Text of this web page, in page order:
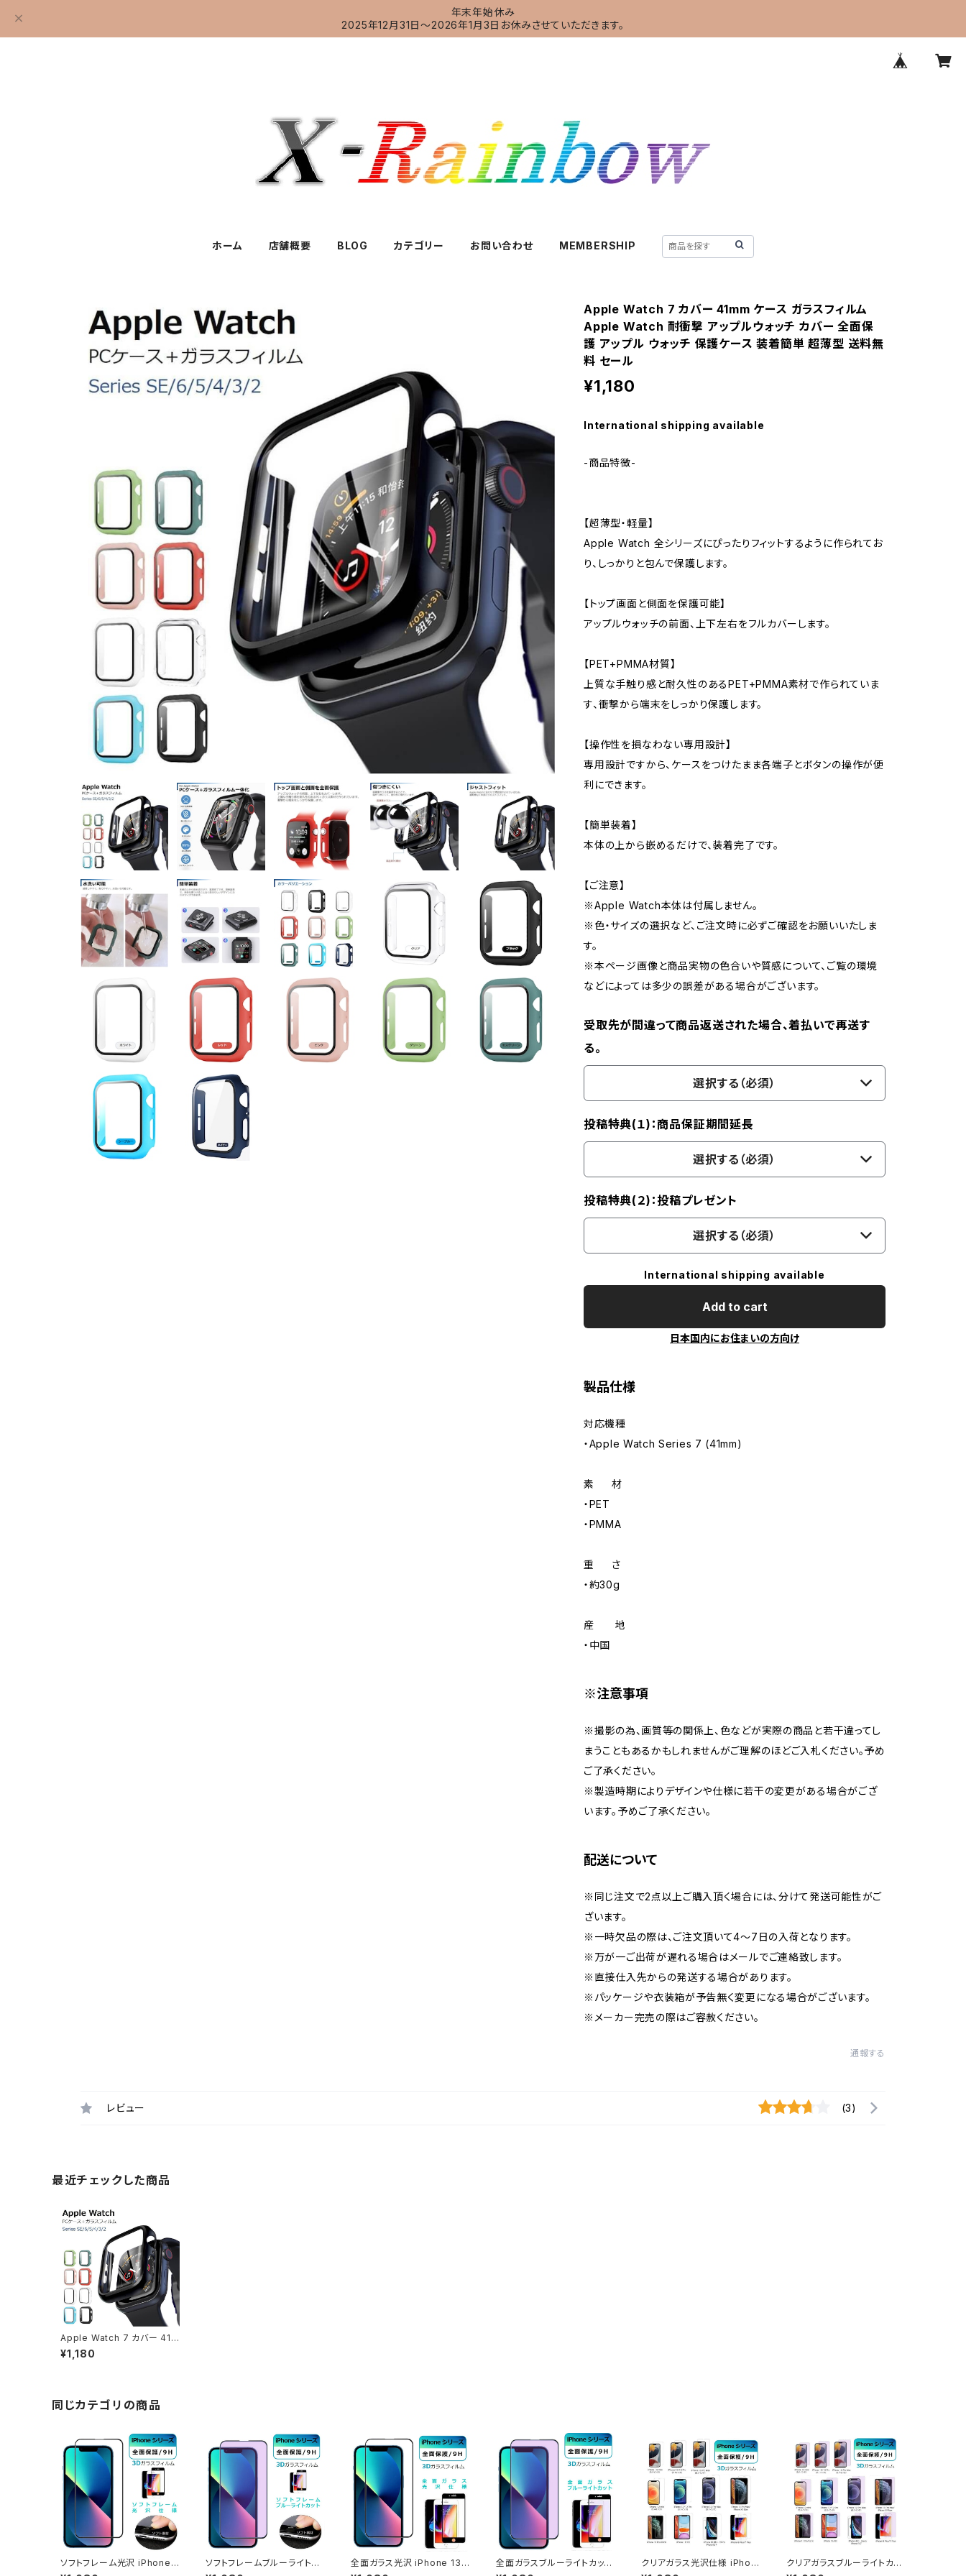
年末年始休み
2025年12月31日～2026年1月3日お休みさせていただきます。
ホーム 店舗概要 BLOG カテゴリー お問い合わせ MEMBERSHIP
Apple Watch 7 カバー 41mm ケース ガラスフィルム
Apple Watch 耐衝撃 アップルウォッチ カバー 全面保
護 アップル ウォッチ 保護ケース 装着簡単 超薄型 送料無
料 セール
¥1,180
International shipping available
-商品特徴-
【超薄型・軽量】
Apple Watch 全シリーズにぴったりフィットするように作られてお
り、しっかりと包んで保護します。
【トップ画面と側面を保護可能】
アップルウォッチの前面、上下左右をフルカバーします。
【PET+PMMA材質】
上質な手触り感と耐久性のあるPET+PMMA素材で作られていま
す、衝撃から端末をしっかり保護します。
【操作性を損なわない専用設計】
専用設計ですから、ケースをつけたまま各端子とボタンの操作が便
利にできます。
【簡単装着】
本体の上から嵌めるだけで、装着完了です。
【ご注意】
※Apple Watch本体は付属しません。
※色・サイズの選択など、ご注文時に必ずご確認をお願いいたしま
す。
※本ページ画像と商品実物の色合いや質感について、ご覧の環境
などによっては多少の誤差がある場合がございます。
受取先が間違って商品返送された場合、着払いで再送す
る。
選択する（必須）
投稿特典(１)：商品保証期間延長
選択する（必須）
投稿特典(２)：投稿プレゼント
選択する（必須）
International shipping available
Add to cart
日本国内にお住まいの方向け
製品仕様
対応機種
・Apple Watch Series 7 (41mm)
素 材
・PET
・PMMA
重 さ
・約30g
産 地
・中国
※注意事項
※撮影の為、画質等の関係上、色などが実際の商品と若干違ってし
まうこともあるかもしれませんがご理解のほどご入札ください。予め
ご了承ください。
※製造時期によりデザインや仕様に若干の変更がある場合がござ
います。予めご了承ください。
配送について
※同じ注文で2点以上ご購入頂く場合には、分けて発送可能性がご
ざいます。
※一時欠品の際は、ご注文頂いて4～7日の入荷となります。
※万が一ご出荷が遅れる場合はメールでご連絡致します。
※直接仕入先からの発送する場合があります。
※パッケージや衣装箱が予告無く変更になる場合がございます。
※メーカー完売の際はご容赦ください。
通報する
レビュー (3)
最近チェックした商品
Apple Watch 7 カバー 41m
m ケース ガラスフィルム App
le Watch 耐衝撃 アップルウ
¥1,180
同じカテゴリの商品
ソフトフレーム光沢 iPhone 1
3 Pro iPhone SE 3 第3世
ソフトフレームブルーライトカ
ット iPhone 13 Pro iPhone
全面ガラス光沢 iPhone 13
Pro iPhone SE 3 第3世代
全面ガラスブルーライトカット
iPhone 13 Pro iPhone SE
クリアガラス光沢仕様 iPhon
e 13 Pro iPhone SE 3 第3
クリアガラスブルーライトカッ
ト仕様 iPhone 13 Pro iPho